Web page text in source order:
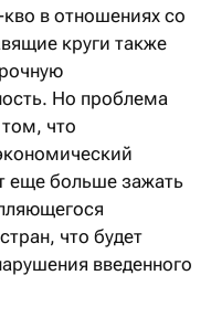
кво в отношениях со
круги также
Но проблема
что
еще больше зажать
что будет
введенного